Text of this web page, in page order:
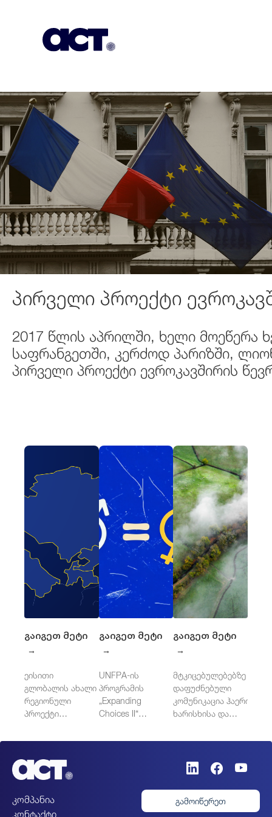
პირველი პროექტი
2017 წლის აპრილში, ხელი მოეწერა
საფრანგეთში, კერძოდ პარიზში,
პირველი პროექტი ევროკავშირის
გაიგეთ მეტი
→
ეისითი
გლობალის ახალი
რეგიონული
პროექტი
აზიაში: აზიის
ბანკის
ინიციატივა
გენდერულად
გაიგეთ მეტი
→
UNFPA-ის
პროგრამის
„Expanding
Choices II“
შეფასება
გაიგეთ მეტი
→
მტკიცებულებებზე
დაფუძნებული
კომუნიკაცია ჰაერის
ხარისხისა და
კომპანია
კონტაქტი
გამოიწერეთ